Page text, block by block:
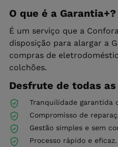
O que é a Garantia+?
É um serviço que a
disposição para alargar a
compras de
colchões.
Desfrute de todas
Tranquilidade garantida
Compromisso de
Gestão simples e sem
Processo rápido e eficaz.